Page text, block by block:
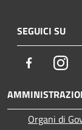
SEGUICI SU
Facebook
Organi di